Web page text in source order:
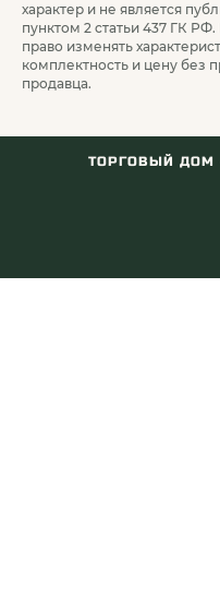
характер и не является
пунктом 2 статьи 437 ГК
право изменять
комплектность и цену без
продавца.
ТОРГОВЫЙ ДОМ